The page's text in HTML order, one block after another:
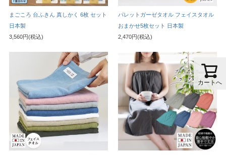
まごころ 台ふきん 真しかく 6枚 セット
日本製
3,560円(税込)
パレットガーゼタオル フェイスタオル
おまかせ5枚セット 日本製
2,470円(税込)
カートへ